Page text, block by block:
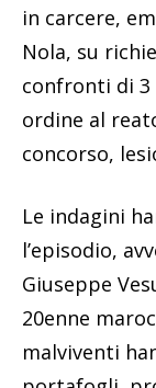
in carcere,
Nola, su
confronti di 3
ordine al
concorso,
Le indagini
l’episodio,
Giuseppe
20enne
malviventi